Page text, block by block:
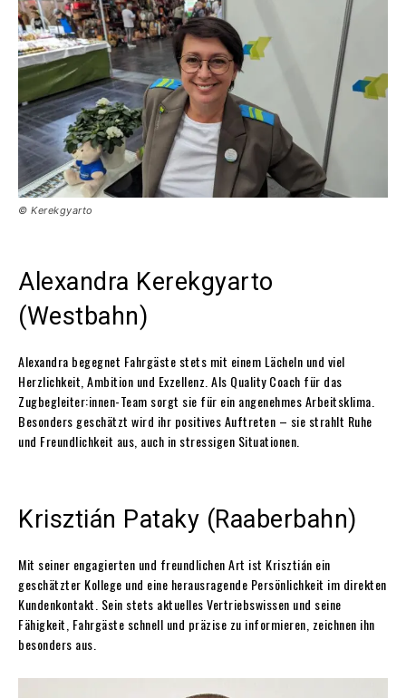
© Kerekgyarto
Alexandra Kerekgyarto
(Westbahn)
Alexandra begegnet Fahrgäste stets mit einem Lächeln und viel
Herzlichkeit, Ambition und Exzellenz. Als Quality Coach für das
Zugbegleiter:innen-Team sorgt sie für ein angenehmes Arbeitsklima.
Besonders geschätzt wird ihr positives Auftreten – sie strahlt Ruhe
und Freundlichkeit aus, auch in stressigen Situationen.
Krisztián Pataky (Raaberbahn)
Mit seiner engagierten und freundlichen Art ist Krisztián ein
geschätzter Kollege und eine herausragende Persönlichkeit im direkten
Kundenkontakt. Sein stets aktuelles Vertriebswissen und seine
Fähigkeit, Fahrgäste schnell und präzise zu informieren, zeichnen ihn
besonders aus.